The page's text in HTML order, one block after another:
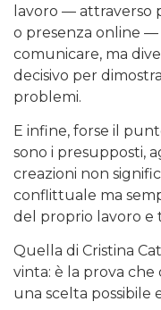
lavoro — attraverso
o presenza online
comunicare, ma
decisivo per
problemi.
E infine, forse il
sono i presupposti,
creazioni non
conflittuale ma
del proprio lavoro e
Quella di Cristina
vinta: è la prova
una scelta possibile